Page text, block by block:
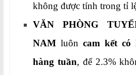
không được tính trong tỉ
VĂN PHÒNG
NAMluôn cam kết
hàng tuần, để 2.3%